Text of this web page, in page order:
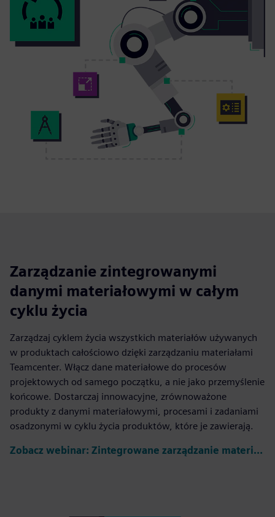
Zarządzanie zintegrowanymi
danymi materiałowymi w całym
cyklu życia
Zarządzaj cyklem życia wszystkich materiałów używanych
w produktach całościowo dzięki zarządzaniu materiałami
Teamcenter. Włącz dane materiałowe do procesów
projektowych od samego początku, a nie jako przemyślenie
końcowe. Dostarczaj innowacyjne, zrównoważone
produkty z danymi materiałowymi, procesami i zadaniami
osadzonymi w cyklu życia produktów, które je zawierają.
Zobacz webinar: Zintegrowane zarządzanie materiałami Teamcenter